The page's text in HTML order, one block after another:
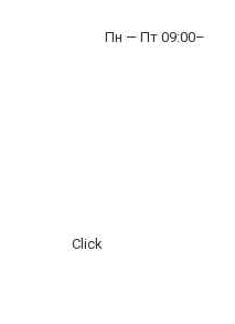
Пн — Пт 09:00–
Click